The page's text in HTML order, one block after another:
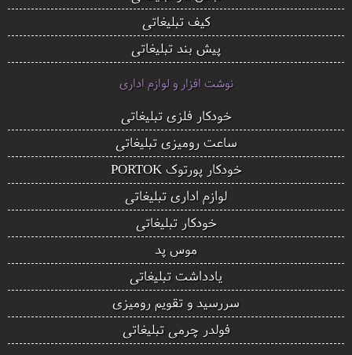
کیف تبلیغاتی
پیش بند تبلیغاتی
نوشت افزار و لوازم اداری
خودکار فلزی تبلیغاتی
ساعت رومیزی تبلیغاتی
خودکار پورتوک PORTOK
لوازم اداری تبلیغاتی
خودکار تبلیغاتی
موس پد
یادداشت تبلیغاتی
سررسید و تقویم رومیزی
فولدر چرمی تبلیغاتی